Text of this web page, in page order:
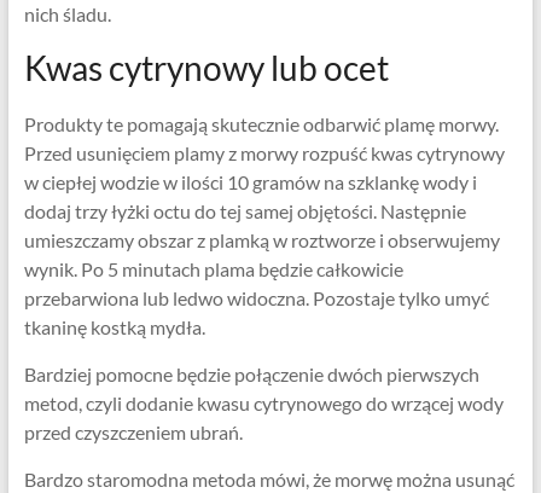
nich śladu.
Kwas cytrynowy lub ocet
Produkty te pomagają skutecznie odbarwić plamę morwy.
Przed usunięciem plamy z morwy rozpuść kwas cytrynowy
w ciepłej wodzie w ilości 10 gramów na szklankę wody i
dodaj trzy łyżki octu do tej samej objętości. Następnie
umieszczamy obszar z plamką w roztworze i obserwujemy
wynik. Po 5 minutach plama będzie całkowicie
przebarwiona lub ledwo widoczna. Pozostaje tylko umyć
tkaninę kostką mydła.
Bardziej pomocne będzie połączenie dwóch pierwszych
metod, czyli dodanie kwasu cytrynowego do wrzącej wody
przed czyszczeniem ubrań.
Bardzo staromodna metoda mówi, że morwę można usunąć